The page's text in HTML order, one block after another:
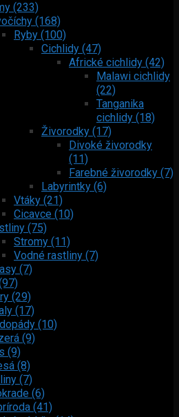
(233)
(168)
Ryby (100)
Cichlidy (47)
Africké cichlidy (42)
Malawi cichlidy
(22)
Tanganika
cichlidy (18)
Živorodky (17)
Divoké živorodky
(11)
Farebné živorodky (7)
Labyrintky (6)
Vtáky (21)
Cicavce (10)
(75)
Stromy (11)
Vodné rastliny (7)
(7)
(29)
(17)
(10)
(9)
(9)
(8)
(7)
(6)
(41)